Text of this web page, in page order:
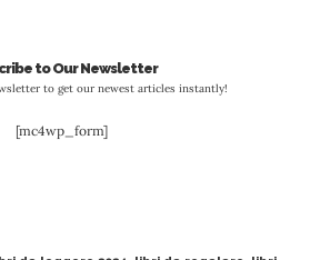
to Our Newsletter
to get our newest articles instantly!
[mc4wp_form]